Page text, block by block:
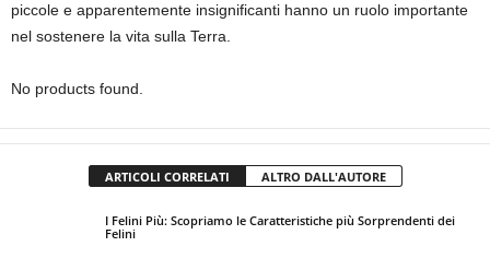
piccole e apparentemente insignificanti hanno un ruolo importante
nel sostenere la vita sulla Terra.
No products found.
ARTICOLI CORRELATI ALTRO DALL'AUTORE
I Felini Più: Scopriamo le Caratteristiche più Sorprendenti dei
Felini